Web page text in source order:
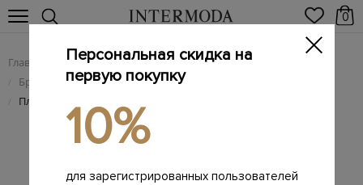
0
Главная Женщинам / Женская одежда
/ Брендовые женские платья
/ Платье из жоржета с мерцающими цепочками Punto Luce
Персональная скидка на
первую покупку
10%
для зарегистрированных пользователей